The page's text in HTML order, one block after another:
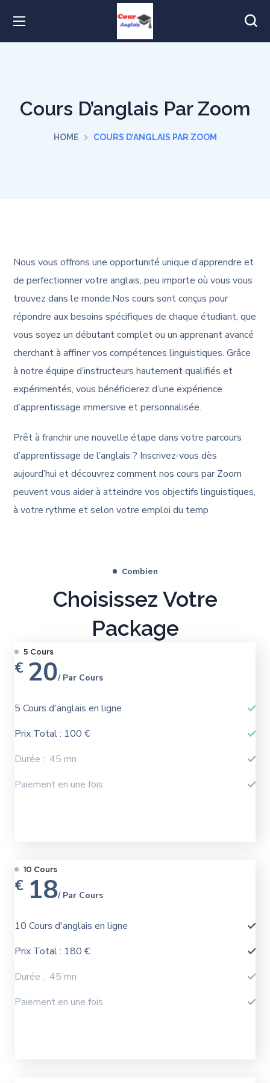
Cours D’anglais Par Zoom
HOME COURS D’ANGLAIS PAR ZOOM
Nous vous offrons une opportunité unique d’apprendre et
de perfectionner votre anglais, peu importe où vous vous
trouvez dans le monde.Nos cours sont conçus pour
répondre aux besoins spécifiques de chaque étudiant, que
vous soyez un débutant complet ou un apprenant avancé
cherchant à affiner vos compétences linguistiques. Grâce
à notre équipe d’instructeurs hautement qualifiés et
expérimentés, vous bénéficierez d’une expérience
d’apprentissage immersive et personnalisée.
Prêt à franchir une nouvelle étape dans votre parcours
d’apprentissage de l’anglais ? Inscrivez-vous dès
aujourd’hui et découvrez comment nos cours par Zoom
peuvent vous aider à atteindre vos objectifs linguistiques,
à votre rythme et selon votre emploi du temp
Combien
Choisissez Votre
Package
5 Cours
€ 20/ Par Cours
5 Cours d'anglais en ligne
Prix Total : 100 €
Durée : 45 mn
Paiement en une fois
10 Cours
€ 18/ Par Cours
10 Cours d'anglais en ligne
Prix Total : 180 €
Durée : 45 mn
Paiement en une fois